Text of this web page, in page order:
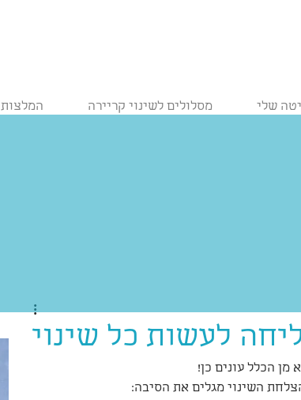
שלי מסלולים לשינוי קריירה המלצות
לעשות כל שינוי
מן הכלל עונים כן!
השינוי מגלים את הסיבה: